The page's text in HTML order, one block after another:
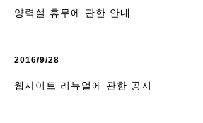
양력설 휴무에 관한 안내
2016/9/28
웹사이트 리뉴얼에 관한 공지